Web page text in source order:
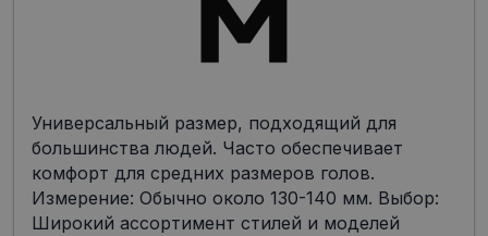
Универсальный размер, подходящий для
большинства людей. Часто обеспечивает
комфорт для средних размеров голов.
Измерение: Обычно около 130-140 мм. Выбор:
Широкий ассортимент стилей и моделей